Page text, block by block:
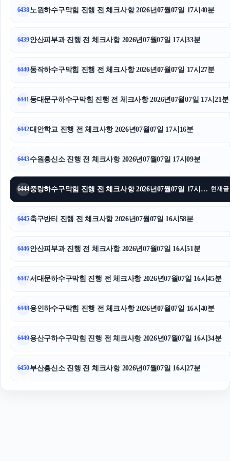
폰테크
의정부이혼전문변호사
평택이혼전문변호사
6438 노원하수구막힘 진행 전 체크사항 2026년07월07일 17시40분
6439안산피부과 진행 전 체크사항 2026년07월07일 17시33분
6440동작하수구막힘 진행 전 체크사항 2026년07월07일 17시27분
6441동대문구하수구막힘 진행 전 체크사항 2026년07월07일 17시21분
6442대안학교 진행 전 체크사항 2026년07월07일 17시16분
6443수원흥신소 진행 전 체크사항 2026년07월07일 17시09분
6444 중랑하수구막힘 진행 전 체크사항 2026년07월07일 17시03분 현재글
6445축구반티 진행 전 체크사항 2026년07월07일 16시58분
6446안산피부과 진행 전 체크사항 2026년07월07일 16시51분
6447서대문하수구막힘 진행 전 체크사항 2026년07월07일 16시45분
6448용인하수구막힘 진행 전 체크사항 2026년07월07일 16시40분
6449용산구하수구막힘 진행 전 체크사항 2026년07월07일 16시34분
6450부산흥신소 진행 전 체크사항 2026년07월07일 16시27분